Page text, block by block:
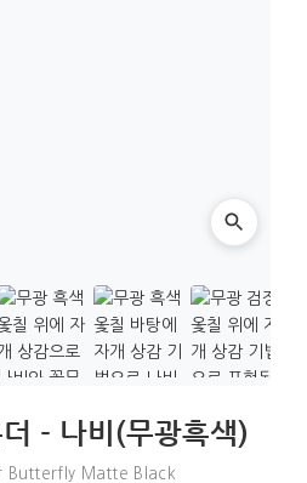
- 나비(무광흑색)
Butterfly Matte Black